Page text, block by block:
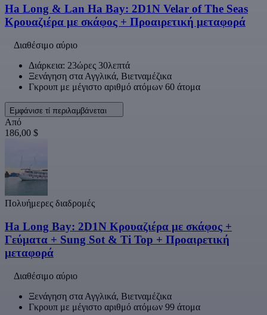
Ha Long & Lan Ha Bay: 2D1N Velar of The Seas
Κρουαζιέρα με σκάφος + Προαιρετική μεταφορά
Διαθέσιμο αύριο
Διάρκεια: 23ώρες 30λεπτά
Ξενάγηση στα Αγγλικά, Βιετναμέζικα
Γκρουπ με μέγιστο αριθμό ατόμων 60 άτομα
Εμφάνισε τί περιλαμβάνεται
Από
186,00 $
Πολυήμερες διαδρομές
Ha Long Bay: 2D1N Κρουαζιέρα με σκάφος +
Γεύματα + Sung Sot & Ti Top + Προαιρετική
μεταφορά
Διαθέσιμο αύριο
Ξενάγηση στα Αγγλικά, Βιετναμέζικα
Γκρουπ με μέγιστο αριθμό ατόμων 99 άτομα